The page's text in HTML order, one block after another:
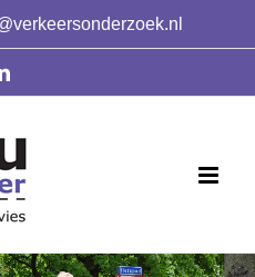
linkedin